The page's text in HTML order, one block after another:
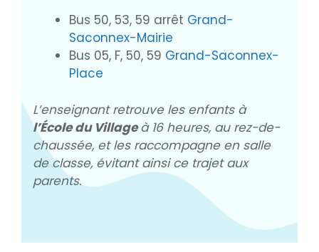
Bus 50, 53, 59 arrêt Grand-
Saconnex-Mairie
Bus 05, F, 50, 59 Grand-Saconnex-
Place
L’enseignant retrouve les enfants à
l’École du Villageà 16 heures, au rez-de-
chaussée, et les raccompagne en salle
de classe, évitant ainsi ce trajet aux
parents.